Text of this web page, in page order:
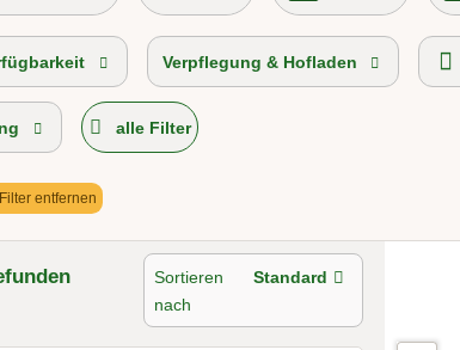
Hof 2026 Urlaub auf der Alm
Verpflegung & Hofladen
alle Filter
entfernen
Sortieren
nach
Standard